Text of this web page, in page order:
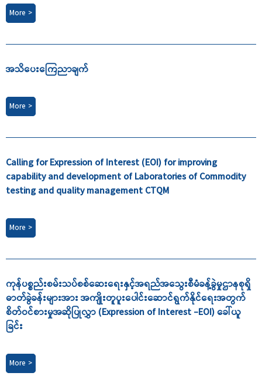
More >
အသိပေးကြေညာချက်
More >
Calling for Expression of Interest (EOI) for improving
capability and development of Laboratories of Commodity
testing and quality management CTQM
More >
ကုန်ပစ္စည်းစမ်းသပ်စစ်ဆေးရေးနှင့်အရည်အသွေးစီမံခန့်ခွဲမှုဌာနစုရှိ
ဓာတ်ခွဲခန်းများအား အကျိုးတူပူးပေါင်းဆောင်ရွက်နိုင်ရေးအတွက်
စိတ်ဝင်စားမှုအဆိုပြုလွှာ (Expression of Interest -EOI) ခေါ်ယူ
ခြင်း
More >